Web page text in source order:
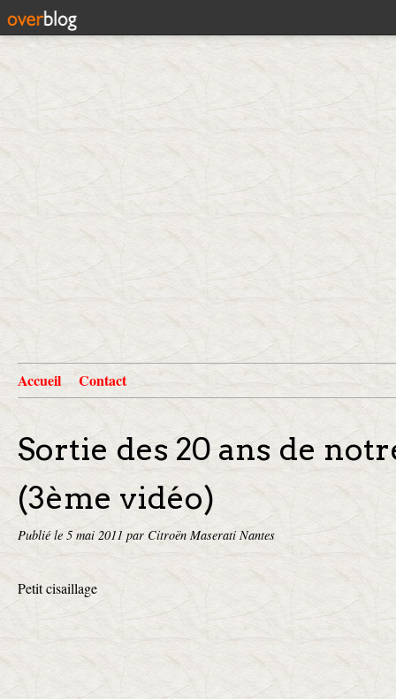
Accueil Contact
Sortie des 20 ans de
(3ème vidéo)
Publié le 5 mai 2011 par Citroën Maserati Nantes
Petit cisaillage